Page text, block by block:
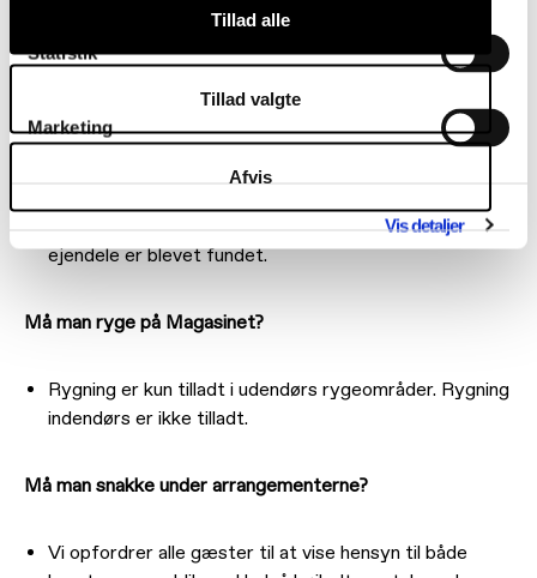
Statistik
Marketing
Vis detaljer
Tillad alle
Tillad valgte
Afvis
Har du glemt noget efter et arrangement, kan du
for at høre, om dine
ejendele er blevet fundet.
Må man ryge på Magasinet?
Rygning er kun tilladt i udendørs rygeområder. Rygning
indendørs er ikke tilladt.
Må man snakke under arrangementerne?
Vi opfordrer alle gæster til at vise hensyn til både